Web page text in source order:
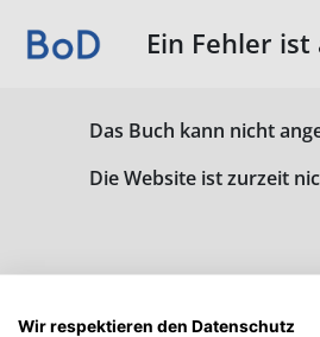
Ein Fehler
Das Buch kann nicht
Die Website ist zurzeit
Wir respektieren den Datenschutz